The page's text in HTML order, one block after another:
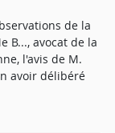
de la
B..., avocat de la
l'avis de M.
avoir délibéré